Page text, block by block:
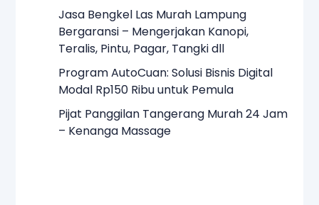
Jasa Bengkel Las Murah Lampung
Bergaransi – Mengerjakan Kanopi,
Teralis, Pintu, Pagar, Tangki dll
Program AutoCuan: Solusi Bisnis Digital
Modal Rp150 Ribu untuk Pemula
Pijat Panggilan Tangerang Murah 24 Jam
– Kenanga Massage